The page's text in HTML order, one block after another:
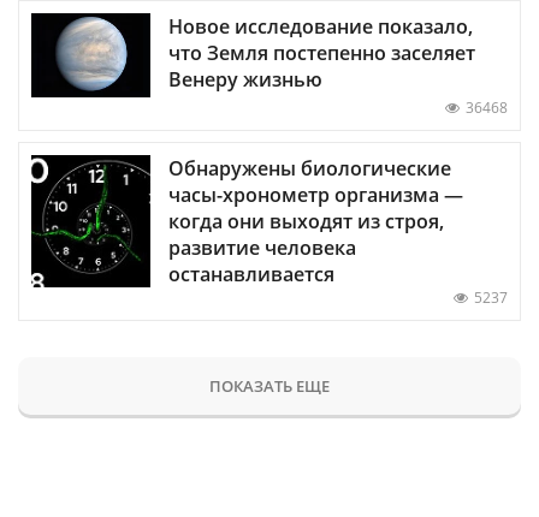
Новое исследование показало,
что Земля постепенно заселяет
Венеру жизнью
36468
Обнаружены биологические
часы-хронометр организма —
когда они выходят из строя,
развитие человека
останавливается
5237
ПОКАЗАТЬ ЕЩЕ